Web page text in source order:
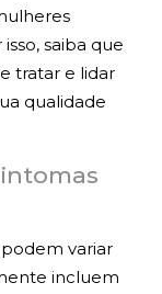
saiba que
tratar e lidar
qualidade
variar
incluem